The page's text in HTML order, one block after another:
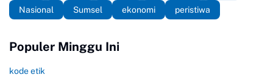
Nasional
Sumsel ekonomi peristiwa
Populer Minggu Ini
kode etik